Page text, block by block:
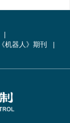
《机器人》期刊